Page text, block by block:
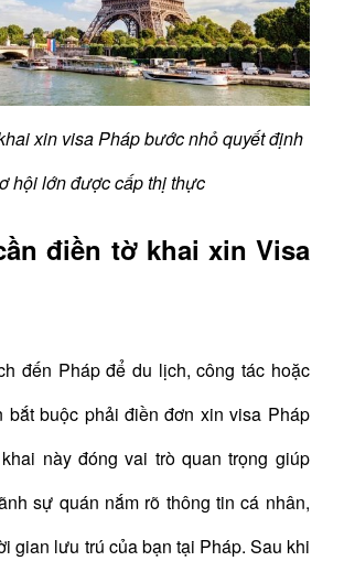
xin visa Pháp bước nhỏ quyết định
hội lớn được cấp thị thực
điền tờ khai xin Visa
đến Pháp để du lịch, công tác hoặc
bắt buộc phải điền đơn xin visa Pháp
này đóng vai trò quan trọng giúp
sự quán nắm rõ thông tin cá nhân,
gian lưu trú của bạn tại Pháp. Sau khi